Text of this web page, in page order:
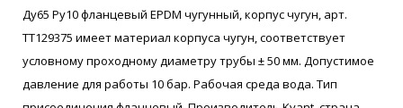
Ду65 Ру10 фланцевый EPDM чугунный, корпус чугун, арт.
ТТ129375 имеет материал корпуса чугун, соответствует
условному проходному диаметру трубы ± 50 мм. Допустимое
давление для работы 10 бар. Рабочая среда вода. Тип